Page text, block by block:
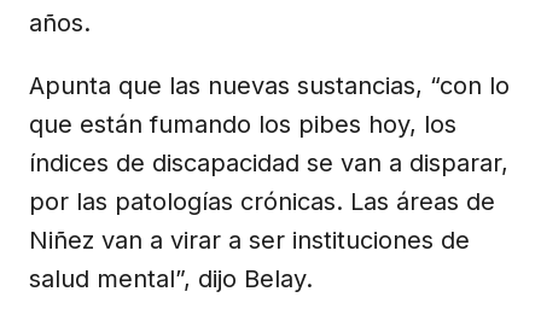
años.
Apunta que las nuevas sustancias, “con lo
que están fumando los pibes hoy, los
índices de discapacidad se van a disparar,
por las patologías crónicas. Las áreas de
Niñez van a virar a ser instituciones de
salud mental”, dijo Belay.